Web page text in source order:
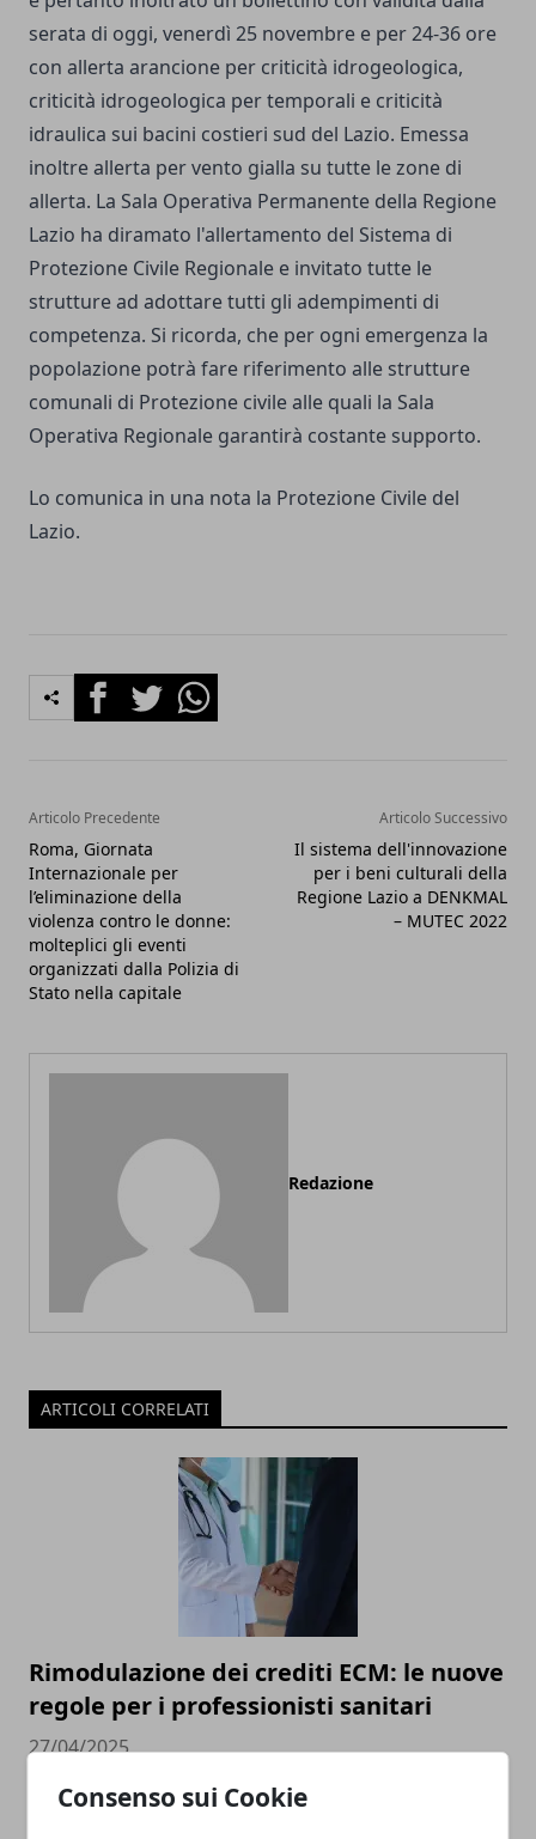
Consenso sui Cookie
serata di oggi, venerdì 25 novembre e per 24-36 ore
con allerta arancione per criticità idrogeologica,
criticità idrogeologica per temporali e criticità
idraulica sui bacini costieri sud del Lazio. Emessa
inoltre allerta per vento gialla su tutte le zone di
allerta. La Sala Operativa Permanente della Regione
Lazio ha diramato l'allertamento del Sistema di
Protezione Civile Regionale e invitato tutte le
strutture ad adottare tutti gli adempimenti di
competenza. Si ricorda, che per ogni emergenza la
popolazione potrà fare riferimento alle strutture
comunali di Protezione civile alle quali la Sala
Operativa Regionale garantirà costante supporto.
Lo comunica in una nota la Protezione Civile del
Lazio.
FacebookTwitterWhatsapp
Articolo Precedente
Roma, Giornata
Internazionale per
l’eliminazione della
violenza contro le donne:
molteplici gli eventi
organizzati dalla Polizia di
Stato nella capitale
Articolo Successivo
Il sistema dell'innovazione
per i beni culturali della
Regione Lazio a DENKMAL
– MUTEC 2022
Redazione
ARTICOLI CORRELATI
Rimodulazione dei crediti ECM: le nuove
regole per i professionisti sanitari
27/04/2025